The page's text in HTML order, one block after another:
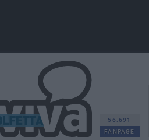
56.691
FANPAGE